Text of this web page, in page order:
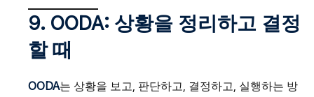
9. OODA: 상황을 정리하고 결정
할 때
OODA는 상황을 보고, 판단하고, 결정하고, 실행하는 방